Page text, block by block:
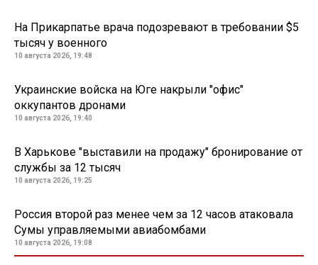
На Прикарпатье врача подозревают в требовании $5
тысяч у военного
10 августа 2026, 19:48
Украинские войска на Юге накрыли "офис"
оккупантов дронами
10 августа 2026, 19:40
В Харькове "выставили на продажу" бронирование от
службы за 12 тысяч
10 августа 2026, 19:25
Россия второй раз менее чем за 12 часов атаковала
Сумы управляемыми авиабомбами
10 августа 2026, 19:08